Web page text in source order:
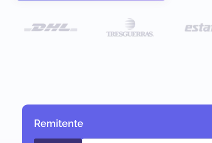
Remitente